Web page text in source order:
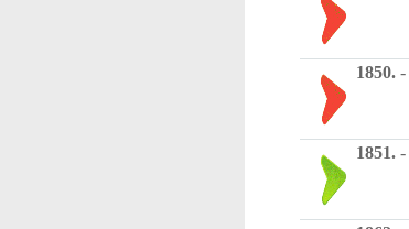
1850. -
1851. -